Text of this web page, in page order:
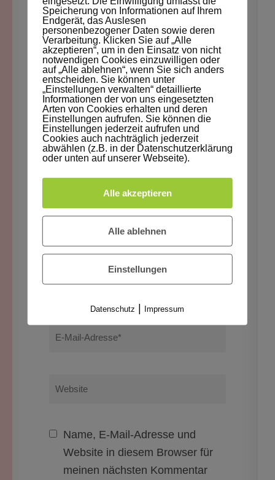
SCHREIBE EINEN
KOMMENTAR
Deine E-Mail-Adresse wird nicht
veröffentlicht. Erforderliche Felder
sind mit*markiert
Kommentar
Name, E-Mail-Adresse und
Website in diesem Browser für
meinen nächsten Kommentar
Speicherung von Informationen auf Ihrem
Endgerät, das Auslesen
personenbezogener Daten sowie deren
Verarbeitung. Klicken Sie auf „Alle
akzeptieren“, um in den Einsatz von nicht
notwendigen Cookies einzuwilligen oder
auf „Alle ablehnen“, wenn Sie sich anders
entscheiden. Sie können unter
„Einstellungen verwalten“ detaillierte
Informationen der von uns eingesetzten
Arten von Cookies erhalten und deren
Einstellungen aufrufen. Sie können die
Einstellungen jederzeit aufrufen und
Cookies auch nachträglich jederzeit
abwählen (z.B. in der Datenschutzerklärung
oder unten auf unserer Webseite).
Alle akzeptieren
Alle ablehnen
Einstellungen
Datenschutz | Impressum